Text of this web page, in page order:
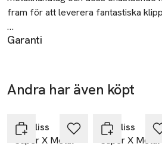
fram för att leverera fantastiska
De precisionsstyrda bladen i japanskt
Det effektiva litiumjonbatteriet ger
laddningsnivåer. Den digitala
pågår och hur mycket batteritid som
Garanti
produkten.
BaByliss Nordic AB
Andra har även köpt
Babyliss
Super X Metal
-25%
Babyliss
Super X Metal